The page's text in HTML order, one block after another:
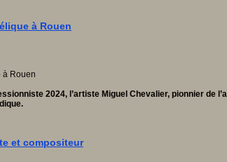
à Rouen
2024, l’artiste Miguel Chevalier, pionnier de
et compositeur